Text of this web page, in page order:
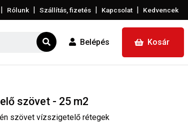
| Rólunk | Szállítás, fizetés | Kapcsolat | Kedvencek
Belépés Kosár
szövet - 25 m2
szövet vízszigetelő rétegek